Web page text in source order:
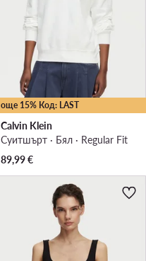
още 15% Код: LAST
Calvin Klein
Суитшърт · Бял · Regular Fit
89,99€